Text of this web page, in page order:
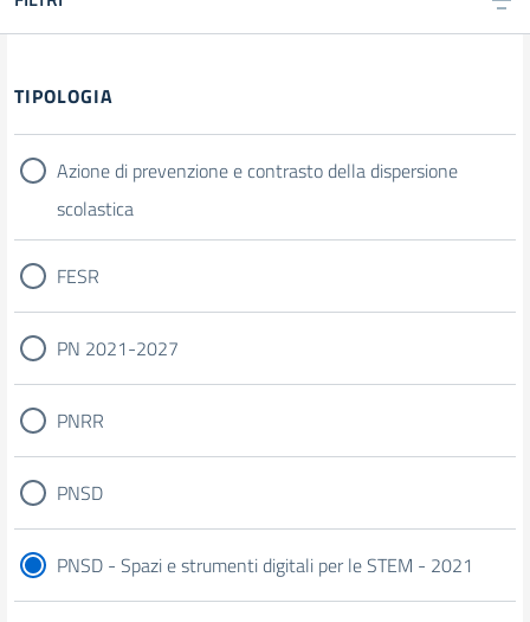
Filtri
TIPOLOGIA
Azione di prevenzione e contrasto della dispersione
scolastica
FESR
PN 2021-2027
PNRR
PNSD
PNSD - Spazi e strumenti digitali per le STEM - 2021